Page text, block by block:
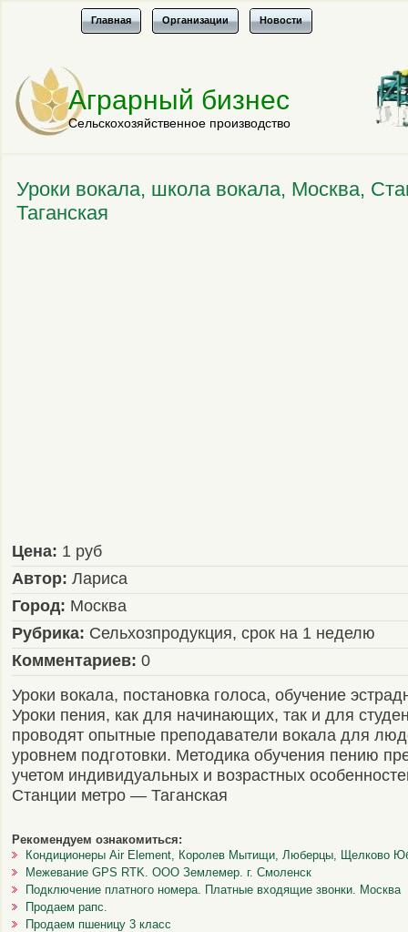
Главная Организации Новости
Аграрный бизнес
Сельскохозяйственное производство
Уроки вокала, школа вокала, Москва,
Таганская
Цена: 1 руб
Автор: Лариса
Город: Москва
Рубрика: Сельхозпродукция, срок на 1 неделю
Комментариев: 0
Уроки вокала, постановка голоса, обучение
Уроки пения, как для начинающих, так и для
проводят опытные преподаватели вокала для
уровнем подготовки. Методика обучения пению
учетом индивидуальных и возрастных
Станции метро — Таганская
Рекомендуем ознакомиться:
Кондиционеры Air Element, Королев Мытищи, Люберцы, Щелково
Межевание GPS RTK. ООО Землемер. г. Смоленск
Подключение платного номера. Платные входящие звонки. Москва
Продаем рапс.
Продаем пшеницу 3 класс